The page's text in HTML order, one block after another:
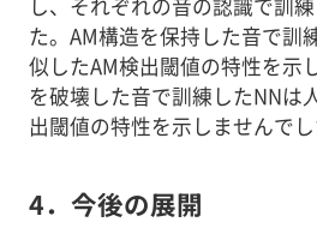
し、それぞれの音の認識で訓
た。AM構造を保持した音で訓
似したAM検出閾値の特性を示
を破壊した音で訓練したNNは
出閾値の特性を示しませんでし
4．今後の展開